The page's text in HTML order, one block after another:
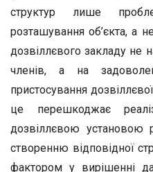
структур лише
розташування об’єкта, а
дозвіллєвого закладу не
членів, а на
пристосування
це перешкоджає
дозвіллєвою установою
створенню відповідної
фактором у вирішенні